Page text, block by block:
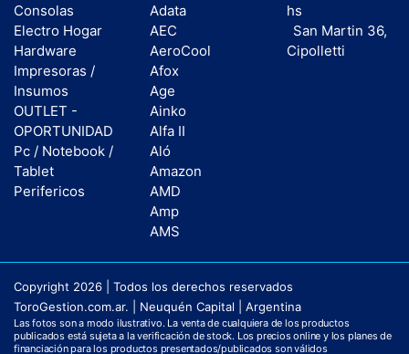
Consolas
Electro Hogar
Hardware
Impresoras /
Insumos
OUTLET -
OPORTUNIDAD
Pc / Notebook /
Tablet
Perifericos
Adata
AEC
AeroCool
Afox
Age
Ainko
Alfa II
Aló
Amazon
AMD
Amp
AMS
hs
San Martin 36,
Cipolletti
Copyright 2026 | Todos los derechos reservados
ToroGestion.com.ar. | Neuquén Capital | Argentina
Las fotos son a modo ilustrativo. La venta de cualquiera de los productos
publicados está sujeta a la verificación de stock. Los precios online y los planes de
financiación para los productos presentados/publicados son válidos